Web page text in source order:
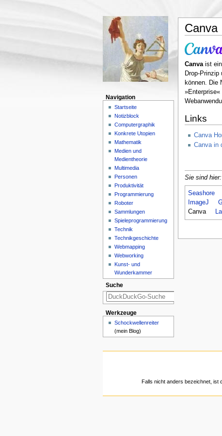
Canva
Canvaist
Drop-
können. Die
Links
Canva
Canva in
Sie sind hier:
Seashore
ImageJ
Canva
Navigation
Startseite
Notizblock
Computergraphik
Konkrete Utopien
Mathematik
Medien und
Medientheorie
Multimedia
Personen
Produktivität
Programmierung
Roboter
Sammlungen
Spieleprogrammierung
Technik
Technikgeschichte
Webmapping
Webworking
Kunst- und
Wunderkammer
Suche
Werkzeuge
Schockwellenreiter
(mein Blog)
Falls nicht anders bezeichnet, ist